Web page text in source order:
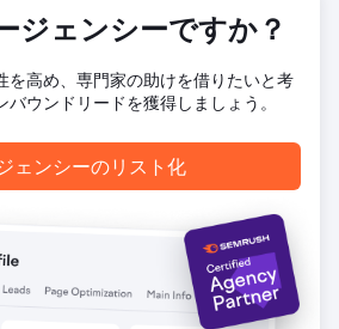
融用語で1位を獲得しました。4年間の
権威は持続的に強化されてきました。
ンシーページに移動
ジェンシーですか？
を高め、専門家の助けを借りたいと考
バウンドリードを獲得しましょう。
ェンシーのリスト化